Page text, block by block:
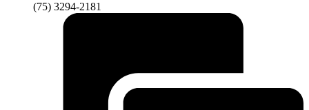
(75) 3294-2181